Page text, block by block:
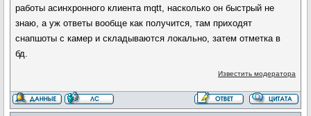
работы асинхронного клиента mqtt, насколько он быстрый не
знаю, а уж ответы вообще как получится, там приходят
снапшоты с камер и складываются локально, затем отметка в
бд.
Известить модератора